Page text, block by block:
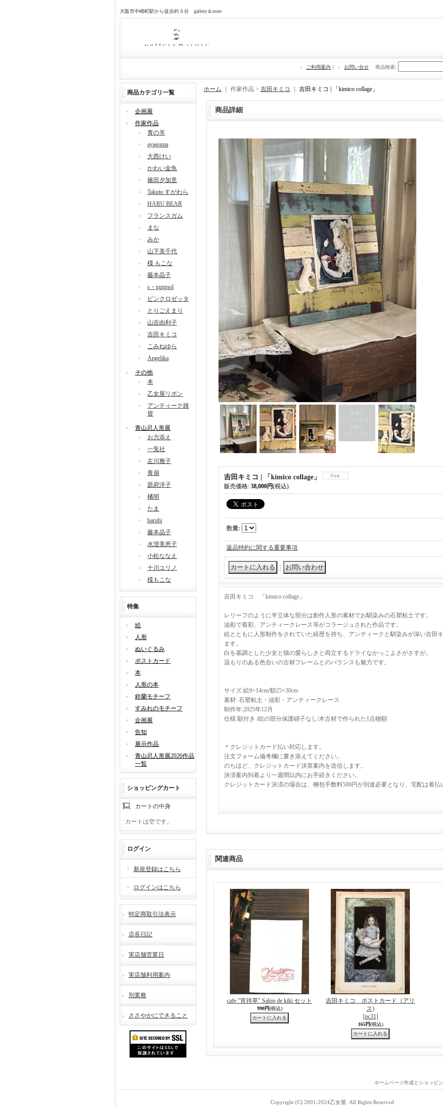
大阪市中崎町駅から徒歩約３分 gallery＆store
ご利用案内 ｜ お問い合せ 商品検索:
商品カテゴリ一覧
企画展
作家作品
青の羊
ayaguma
大西けい
かわい金魚
篠田夕加里
Takuto すがわら
HARU BEAR
フランスガム
まな
みか
山下美千代
楪 もこな
藤本晶子
s・guignol
ピンクロゼッタ
とりごえまり
山吉由利子
吉田キミコ
こみねゆら
Angelika
その他
本
乙女屋リボン
アンティーク雑
貨
青山忌人形展
お力添え
一兎社
左川雅子
青扇
題府洋子
橘明
たま
haruhi
藤本晶子
水澄美恵子
小松ななえ
十川ユリノ
楪もこな
特集
絵
人形
ぬいぐるみ
ポストカード
本
人形の本
鈴蘭モチーフ
すみれのモチーフ
企画展
告知
展示作品
青山忌人形展2026作品
一覧
ショッピングカート
カートの中身
カートは空です。
ログイン
新規登録はこちら
ログインはこちら
特定商取引法表示
店長日記
実店舗営業日
実店舗利用案内
別業務
ささやかにできること
ホーム ｜ 作家作品 > 吉田キミコ 吉田キミコ | 「kimico collage」
商品詳細
吉田キミコ | 「kimico collage」
販売価格: 38,000円(税込)
数量:
返品特約に関する重要事項
吉田キミコ 「kimico collage」
レリーフのように半立体な部分は創作人形の素材でお馴染みの石塑粘土です。
油彩で着彩、アンティークレース等がコラージュされた作品です。
絵とともに人形制作をされていた経歴を持ち、アンティークと馴染みが深い吉田
ます。
白を基調とした少女と猫の愛らしさと両立するドライなかっこよさがさすが。
温もりのある色合いの古材フレームとのバランスも魅力です。
サイズ:絵9×14cm/額25×30cm
素材: 石塑粘土・油彩・アンティークレース
制作年:2025年12月
仕様:額付き /絵の部分保護硝子なし/木古材で作られた1点物額
＊クレジットカード払い対応します。
注文フォーム備考欄に書き添えてください。
のちほど、クレジットカード決算案内を送信します。
決済案内到着より一週間以内にお手続きください。
クレジットカード決済の場合は、梱包手数料500円が別途必要となり、宅配は着払
関連商品
cafe "宵待草" Salon de kiki セット
990円(税込)
吉田キミコ ポストカード（アリ
ス)
[pc31]
165円(税込)
ホームページ作成とショッピ
Copyright (C) 2001-2024乙女屋. All Rights Reserved